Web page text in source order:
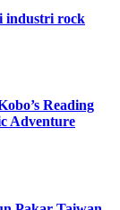
industri rock
Reading
Adventure